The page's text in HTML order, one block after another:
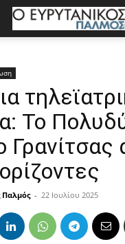
Το
Γρανίτσας
Παλμός - 22 Ιουλίου 2025